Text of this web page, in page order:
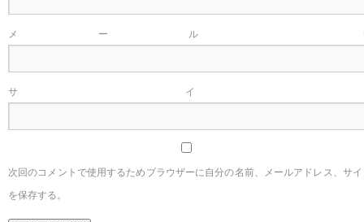
メール
サイ
次回のコメントで使用するためブラウザーに自分の名前、メールアドレス、サ
を保存する。